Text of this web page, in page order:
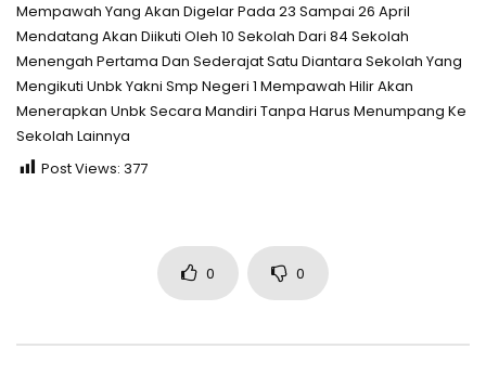
Mempawah Yang Akan Digelar Pada 23 Sampai 26 April
Mendatang Akan Diikuti Oleh 10 Sekolah Dari 84 Sekolah
Menengah Pertama Dan Sederajat Satu Diantara Sekolah Yang
Mengikuti Unbk Yakni Smp Negeri 1 Mempawah Hilir Akan
Menerapkan Unbk Secara Mandiri Tanpa Harus Menumpang Ke
Sekolah Lainnya
Post Views: 377
0 0